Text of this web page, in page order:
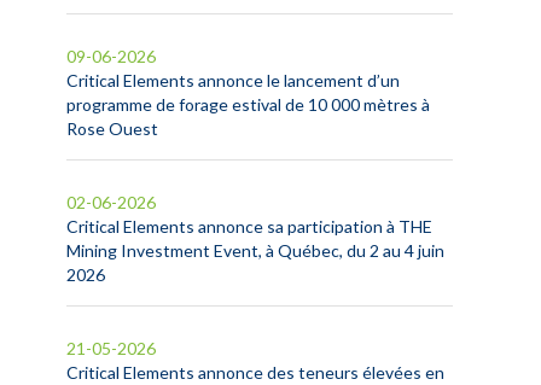
Critical Elements annonce le lancement d’un
programme de forage estival de 10 000 mètres à
Rose Ouest
09-06-2026
Critical Elements annonce sa participation à THE
Mining Investment Event, à Québec, du 2 au 4 juin
2026
02-06-2026
Critical Elements annonce des teneurs élevées en
21-05-2026